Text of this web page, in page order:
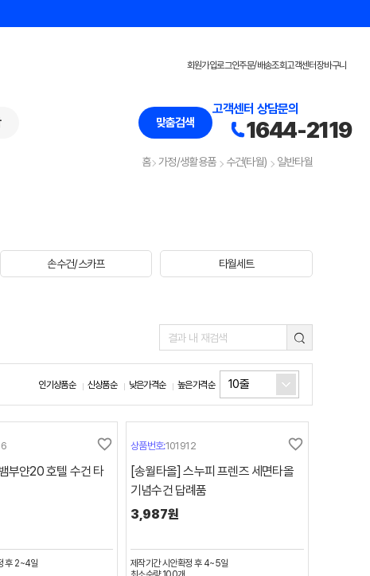
회원가입로그인주문/배송조회고객센터장바구니
맞춤검색
고객센터 상담문의
1644-2119
홈 가정/생활용품 수건(타월) 일반타월
손수건/스카프 타월세트
10줄
인기상품순 신상품순 낮은가격순 높은가격순
favorite_border
부얀20 호텔 수건 타
후 2~4일
상품번호:101912 favorite_border
[송월타올] 스누피 프렌즈 세면타올
기념수건 답례품
3,987원
제작기간시안확정 후 4~5일